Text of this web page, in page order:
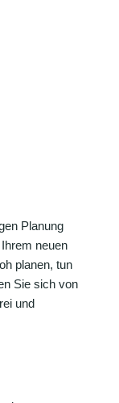
Planung
neuen
planen, tun
Sie sich von
und